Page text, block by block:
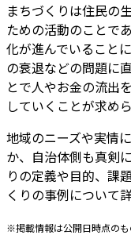
まちづくりは住民の
ための活動のことで
化が進んでいること
の衰退などの問題に
とで人やお金の流出
していくことが求め
地域のニーズや実情
か、自治体側も真剣
りの定義や目的、課
くりの事例について
※掲載情報は公開日時点のも